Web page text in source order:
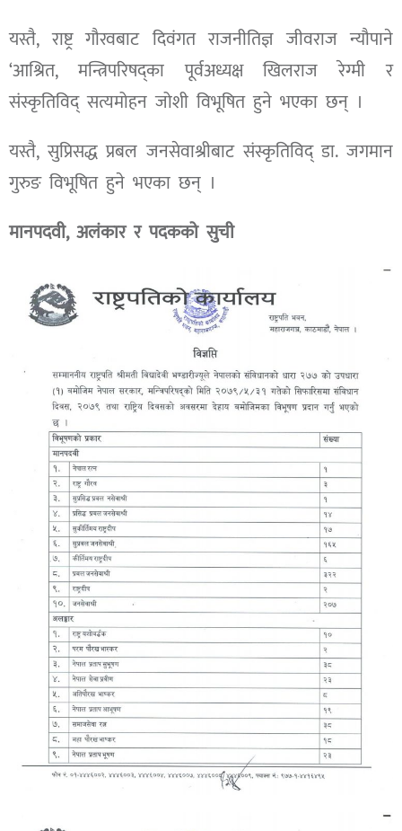
यस्तै, राष्ट्र गौरवबाट दिवंगत राजनीतिज्ञ जीवराज न्यौपाने
‘आश्रित, मन्त्रिपरिषद्का पूर्वअध्यक्ष खिलराज रेग्मी र
संस्कृतिविद् सत्यमोहन जोशी विभूषित हुने भएका छन् ।
यस्तै, सुप्रिसद्ध प्रबल जनसेवाश्रीबाट संस्कृतिविद् डा. जगमान
गुरुङ विभूषित हुने भएका छन् ।
मानपदवी, अलंकार र पदकको सुची